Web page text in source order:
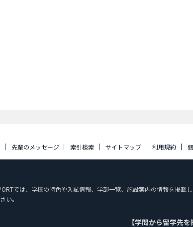
先輩のメッセージ 索引検索 サイトマップ 利用規約
では、学校の特色や入試情報、学部一覧、施設案内の情報を掲載
い。
【学問から留学先